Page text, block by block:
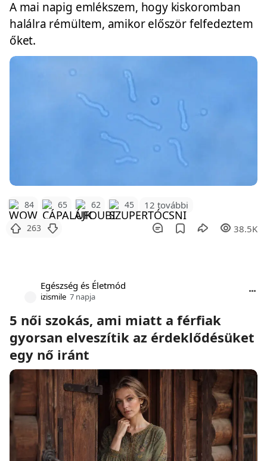
A mai napig emlékszem, hogy kiskoromban
halálra rémültem, amikor először felfedeztem
őket.
84 65 62 45 12 további
263 38.5K
Egészség és Életmód
izismile 7 napja
5 női szokás, ami miatt a férfiak
gyorsan elveszítik az érdeklődésüket
egy nő iránt